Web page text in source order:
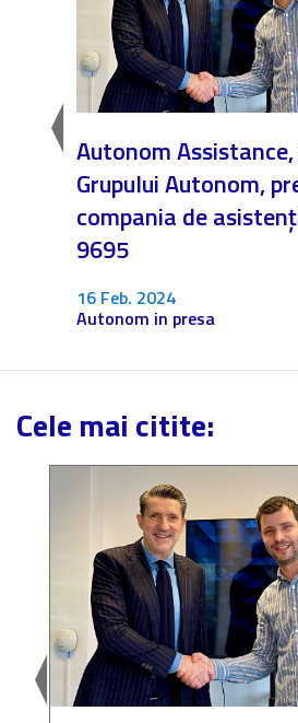
Autonom
Grupului Autonom,
compania de
9695
16 Feb. 2024
Autonom in presa
Cele mai citite: